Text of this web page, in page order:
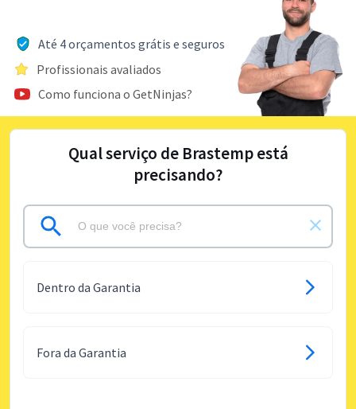
Até 4 orçamentos grátis e seguros
Profissionais avaliados
Como funciona o GetNinjas?
Qual serviço de Brastemp está
precisando?
Dentro da Garantia
Fora da Garantia